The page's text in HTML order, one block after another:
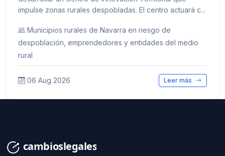
impulse zonas rurales despobladas. El centro actuará c...
Municipios rurales de Navarra en riesgo de
despoblación, emprendedores y entidades del medio
rural
06 Aug 2026 Leer más